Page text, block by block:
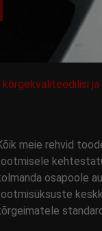
meie rehvid
osapoole